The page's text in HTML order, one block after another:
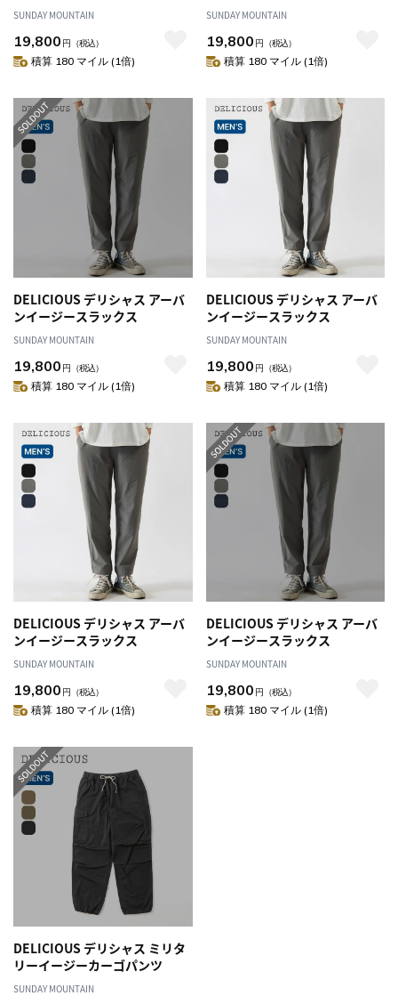
SUNDAY MOUNTAIN
19,800 円 （税込）
積算 180 マイル (1倍)
SUNDAY MOUNTAIN
19,800 円 （税込）
積算 180 マイル (1倍)
DELICIOUS デリシャス アーバ
ンイージースラックス
SUNDAY MOUNTAIN
19,800 円 （税込）
積算 180 マイル (1倍)
DELICIOUS デリシャス アーバ
ンイージースラックス
SUNDAY MOUNTAIN
19,800 円 （税込）
積算 180 マイル (1倍)
DELICIOUS デリシャス アーバ
ンイージースラックス
SUNDAY MOUNTAIN
19,800 円 （税込）
積算 180 マイル (1倍)
DELICIOUS デリシャス アーバ
ンイージースラックス
SUNDAY MOUNTAIN
19,800 円 （税込）
積算 180 マイル (1倍)
DELICIOUS デリシャス ミリタ
リーイージーカーゴパンツ
SUNDAY MOUNTAIN